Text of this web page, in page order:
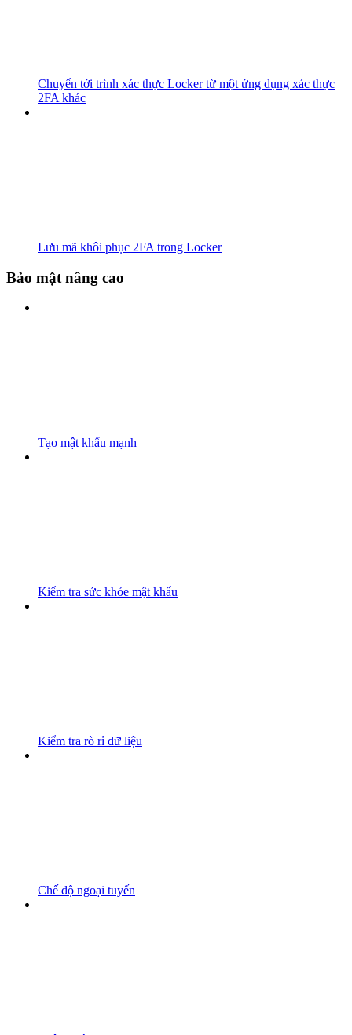
Chuyển tới trình xác thực Locker từ một ứng dụng xác thực
2FA khác
Lưu mã khôi phục 2FA trong Locker
Bảo mật nâng cao
Tạo mật khẩu mạnh
Kiểm tra sức khỏe mật khẩu
Kiểm tra rò rỉ dữ liệu
Chế độ ngoại tuyến